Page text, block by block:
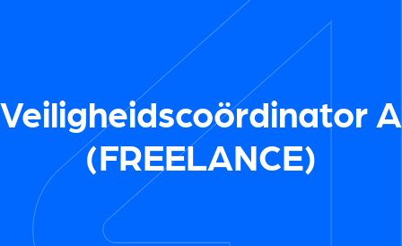
Veiligheidscoördinator A
(FREELANCE)